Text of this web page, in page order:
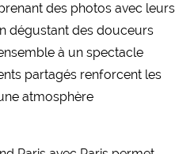
des photos avec leurs
dégustant des douceurs
à un spectacle
partagés renforcent les
atmosphère